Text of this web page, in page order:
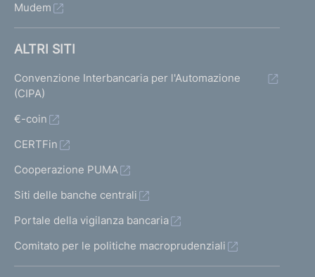
Mudem
ALTRI SITI
Convenzione Interbancaria per l'Automazione
(CIPA)
€-coin
CERTFin
Cooperazione PUMA
Siti delle banche centrali
Portale della vigilanza bancaria
Comitato per le politiche macroprudenziali